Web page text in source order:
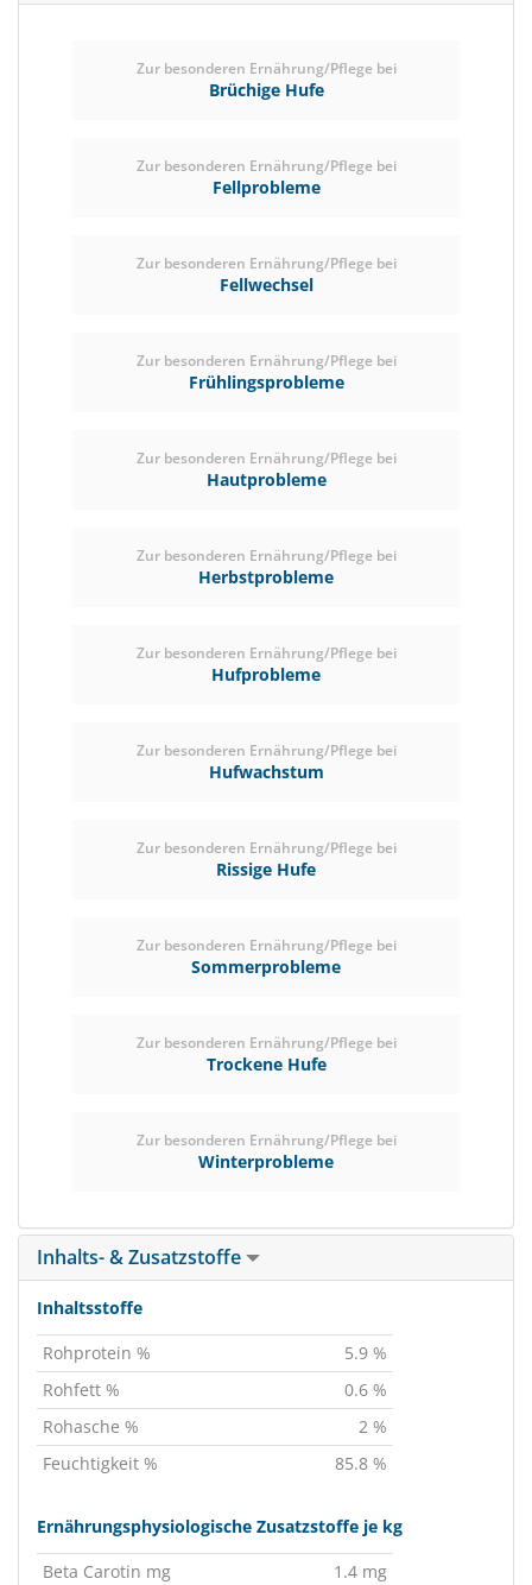
Zur besonderen Ernährung/Pflege bei
Brüchige Hufe
Zur besonderen Ernährung/Pflege bei
Fellprobleme
Zur besonderen Ernährung/Pflege bei
Fellwechsel
Zur besonderen Ernährung/Pflege bei
Frühlingsprobleme
Zur besonderen Ernährung/Pflege bei
Hautprobleme
Zur besonderen Ernährung/Pflege bei
Herbstprobleme
Zur besonderen Ernährung/Pflege bei
Hufprobleme
Zur besonderen Ernährung/Pflege bei
Hufwachstum
Zur besonderen Ernährung/Pflege bei
Rissige Hufe
Zur besonderen Ernährung/Pflege bei
Sommerprobleme
Zur besonderen Ernährung/Pflege bei
Trockene Hufe
Zur besonderen Ernährung/Pflege bei
Winterprobleme
Inhalts- & Zusatzstoffe
Inhaltsstoffe
Rohprotein %
5.9 %
Rohfett %
0.6 %
Rohasche %
2 %
Feuchtigkeit %
85.8 %
Ernährungsphysiologische Zusatzstoffe je kg
Beta Carotin mg
1.4 mg